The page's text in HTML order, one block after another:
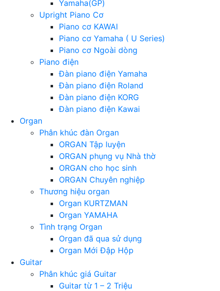
Yamaha(GP)
Upright Piano Cơ
Piano cơ KAWAI
Piano cơ Yamaha ( U Series)
Piano cơ Ngoài dòng
Piano điện
Đàn piano điện Yamaha
Đàn piano điện Roland
Đàn piano điện KORG
Đàn piano điện Kawai
Organ
Phân khúc đàn Organ
ORGAN Tập luyện
ORGAN phụng vụ Nhà thờ
ORGAN cho học sinh
ORGAN Chuyên nghiệp
Thương hiệu organ
Organ KURTZMAN
Organ YAMAHA
Tình trạng Organ
Organ đã qua sử dụng
Organ Mới Đập Hộp
Guitar
Phân khúc giá Guitar
Guitar từ 1 – 2 Triệu